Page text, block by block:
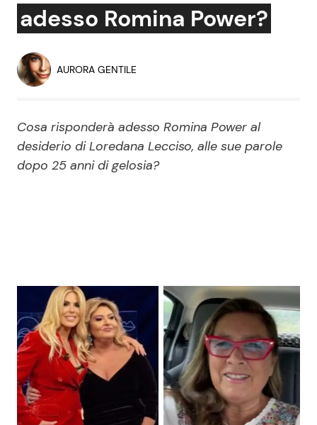
Dal Mondo
Economia
Persone Scomparse
Politica
Coppie VIP
Reality e Talent
News Musica
News Spettacolo
Benessere
Casa
Cucina e Ricette
Consigli di Cucina
adesso Romina Power?
AURORA GENTILE
Cosa risponderà adesso Romina Power al
desiderio di Loredana Lecciso, alle sue parole
dopo 25 anni di gelosia?